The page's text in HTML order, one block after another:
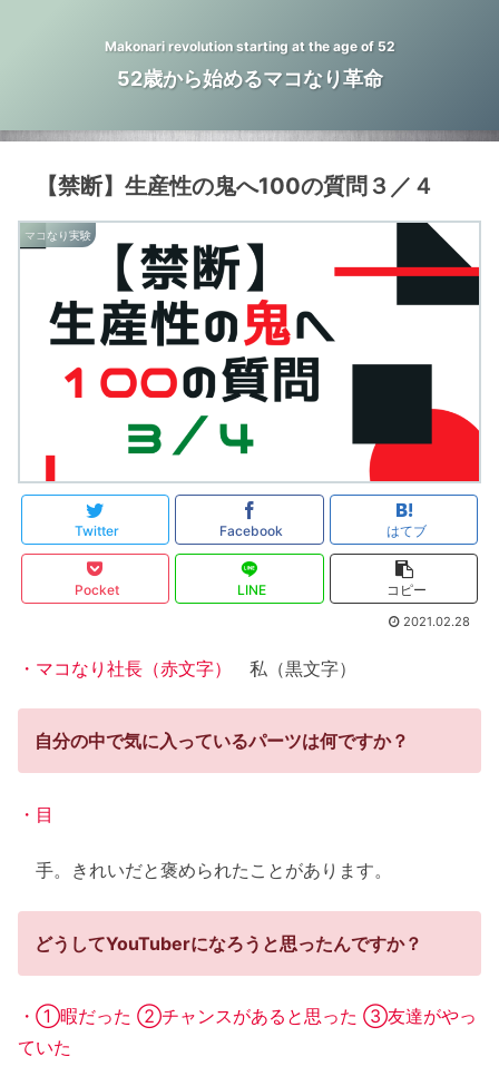
Makonari revolution starting at the age of 52
52歳から始めるマコなり革命
【禁断】生産性の鬼へ100の質問３／４
マコなり実験
Twitter Facebook はてブ
Pocket LINE コピー
2021.02.28
・マコなり社長（赤文字） 私（黒文字）
自分の中で気に入っているパーツは何ですか？
・目
手。きれいだと褒められたことがあります。
どうしてYouTuberになろうと思ったんですか？
・①暇だった ②チャンスがあると思った ③友達がやっ
ていた